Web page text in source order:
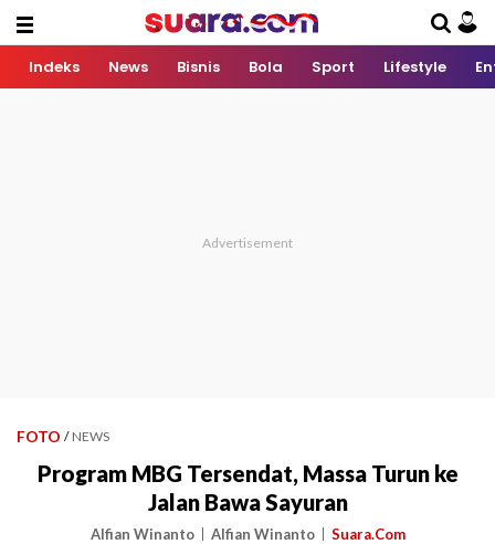
Indeks News Bisnis Bola Sport Lifestyle
FOTO / NEWS
Program MBG Tersendat, Massa Turun ke
Jalan Bawa Sayuran
Alfian Winanto Alfian Winanto Suara.Com